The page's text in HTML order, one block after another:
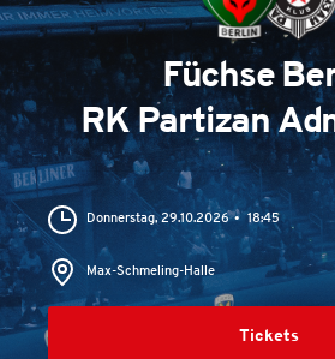
Füchse
RK Partizan
Donnerstag, 29.10.2026 18:45
Max-Schmeling-Halle
Tickets